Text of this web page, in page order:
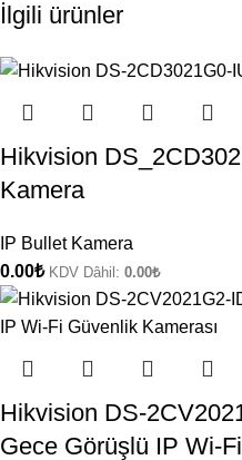
İlgili ürünler
Hikvision
Kamera
IP Bullet Kamera
0.00₺ KDV Dâhil: 0.00₺
Hikvision DS-
Gece Görüşlü IP Wi-